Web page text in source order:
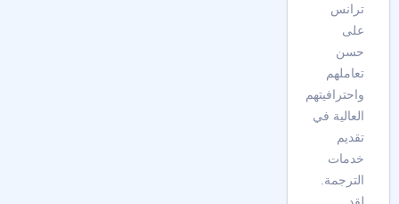
ترانس
على
حسن
تعاملهم
واحترافيتهم
العالية في
تقديم
خدمات
الترجمة.
لقد